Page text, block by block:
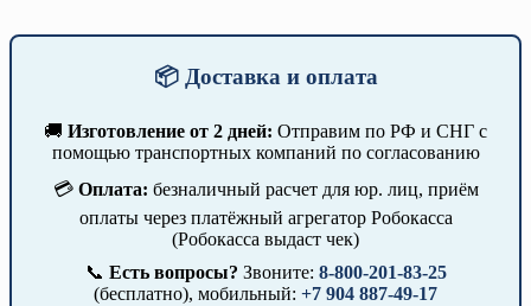
📦 Доставка и оплата
🚚 Изготовление от 2 дней: Отправим по РФ и СНГ с
помощью транспортных компаний по согласованию
💳 Оплата: безналичный расчет для юр. лиц, приём
оплаты через платёжный агрегатор Робокасса
(Робокасса выдаст чек)
📞 Есть вопросы? Звоните: 8-800-201-83-25
(бесплатно), мобильный: +7 904 887-49-17